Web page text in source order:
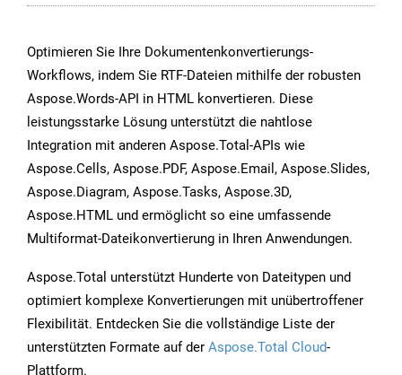
Optimieren Sie Ihre Dokumentenkonvertierungs-
Workflows, indem Sie RTF-Dateien mithilfe der robusten
Aspose.Words-API in HTML konvertieren. Diese
leistungsstarke Lösung unterstützt die nahtlose
Integration mit anderen Aspose.Total-APIs wie
Aspose.Cells, Aspose.PDF, Aspose.Email, Aspose.Slides,
Aspose.Diagram, Aspose.Tasks, Aspose.3D,
Aspose.HTML und ermöglicht so eine umfassende
Multiformat-Dateikonvertierung in Ihren Anwendungen.
Aspose.Total unterstützt Hunderte von Dateitypen und
optimiert komplexe Konvertierungen mit unübertroffener
Flexibilität. Entdecken Sie die vollständige Liste der
unterstützten Formate auf der Aspose.Total Cloud-
Plattform.